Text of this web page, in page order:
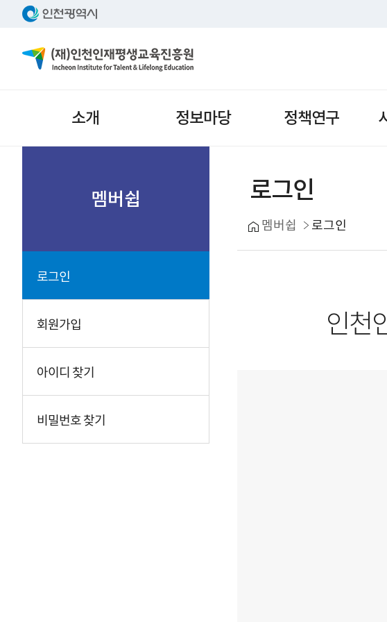
소개 정보마당 정책연구
멤버쉽
로그인
회원가입
아이디 찾기
비밀번호 찾기
로그인
멤버쉽 로그인
인천